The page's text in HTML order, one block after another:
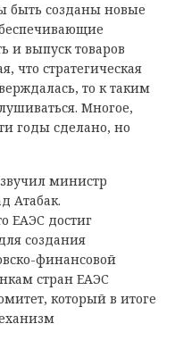
быть созданы новые
и выпуск товаров
что стратегическая
то к таким
Многое,
годы сделано, но
министр
Атабак.
ЕАЭС достиг
создания
финансовой
стран ЕАЭС
который в итоге